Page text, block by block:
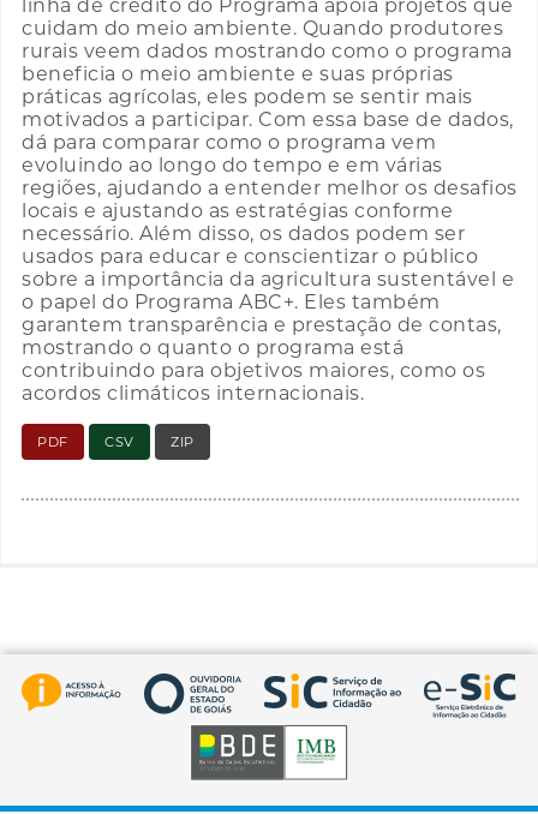
linha de crédito do Programa apoia projetos que
cuidam do meio ambiente. Quando produtores
rurais veem dados mostrando como o programa
beneficia o meio ambiente e suas próprias
práticas agrícolas, eles podem se sentir mais
motivados a participar. Com essa base de dados,
dá para comparar como o programa vem
evoluindo ao longo do tempo e em várias
regiões, ajudando a entender melhor os desafios
locais e ajustando as estratégias conforme
necessário. Além disso, os dados podem ser
usados para educar e conscientizar o público
sobre a importância da agricultura sustentável e
o papel do Programa ABC+. Eles também
garantem transparência e prestação de contas,
mostrando o quanto o programa está
contribuindo para objetivos maiores, como os
acordos climáticos internacionais.
PDF CSV ZIP